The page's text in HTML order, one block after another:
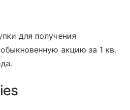
для получения
акцию за 1 кв.